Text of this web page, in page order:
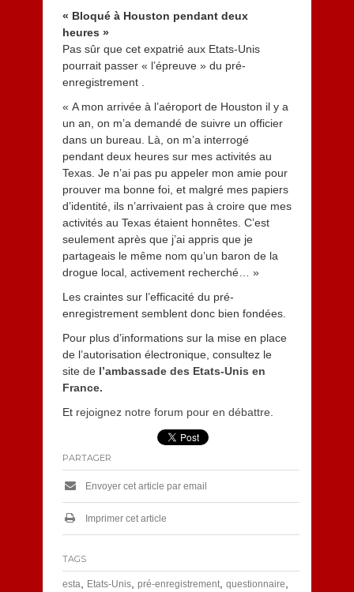
« Bloqué à Houston pendant deux
heures »
Pas sûr que cet expatrié aux Etats-Unis
pourrait passer « l’épreuve » du pré-
enregistrement .
« A mon arrivée à l’aéroport de Houston il y a
un an, on m’a demandé de suivre un officier
dans un bureau. Là, on m’a interrogé
pendant deux heures sur mes activités au
Texas. Je n’ai pas pu appeler mon amie pour
prouver ma bonne foi, et malgré mes papiers
d’identité, ils n’arrivaient pas à croire que mes
activités au Texas étaient honnêtes. C’est
seulement après que j’ai appris que je
partageais le même nom qu’un baron de la
drogue local, activement recherché… »
Les craintes sur l’efficacité du pré-
enregistrement semblent donc bien fondées.
Pour plus d’informations sur la mise en place
de l’autorisation électronique, consultez le
site de l’ambassade des Etats-Unis en
France.
Et rejoignez notre forum pour en débattre
PARTAGER
Envoyer cet article par email
Imprimer cet article
TAGS
esta Etats-Unis, pré-enregistrement, questionnaire